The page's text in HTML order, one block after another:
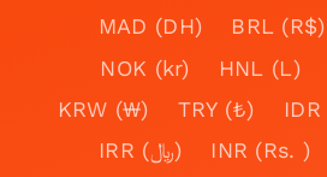
MAD (DH)
BRL (R$)
NOK (kr)
HNL (L)
KRW (₩)
TRY (₺)
IRR (﷼)
INR (Rs. )